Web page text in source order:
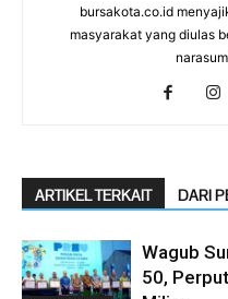
bursakota.co.id
masyarakat yang diulas
ARTIKEL TERKAIT DARI
Wagub
50,